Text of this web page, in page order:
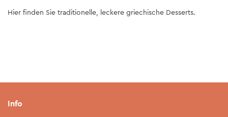
Hier finden Sie traditionelle, leckere griechische Desserts.
Info